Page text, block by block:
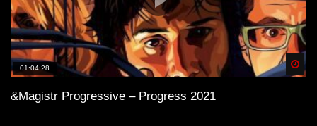
01:04:28
&Magistr Progressive – Progress 2021